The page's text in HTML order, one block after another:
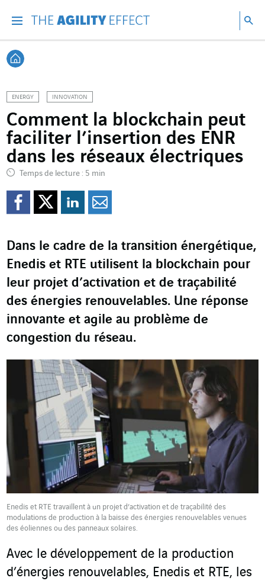
Retour à l'accueil
ENERGY INNOVATION
Comment la blockchain peut
faciliter l’insertion des ENR
dans les réseaux électriques
Temps de lecture : 5 min
Partager sur Facebook
Partager sur Twitter
Partager sur
Dans le cadre de la transition énergétique,
Enedis et RTE utilisent la blockchain pour
leur projet d’activation et de traçabilité
des énergies renouvelables. Une réponse
innovante et agile au problème de
congestion du réseau.
Enedis et RTE travaillent à un projet d’activation et de traçabilité des
modulations de production à la baisse des énergies renouvelables venues
des éoliennes ou des panneaux solaires.
Avec le développement de la production
d’énergies renouvelables, Enedis et RTE, les